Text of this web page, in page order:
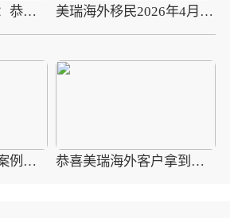
美瑞最新成功案例：恭喜L先生拿到斯洛伐克永居卡 美瑞海外移民2026年4月10组圣多美护照成功案例分享
恭喜瑙鲁护照成功案例，最新瑙鲁护照批准获批信 恭喜美瑞海外客户拿到瑙鲁护照最新获批信(2026年4月16日)